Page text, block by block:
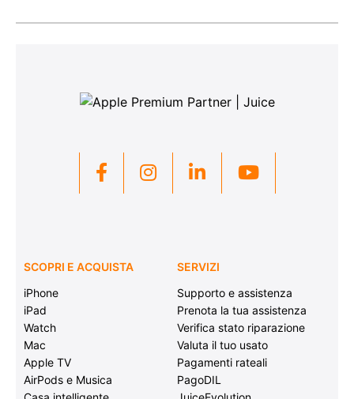
SCOPRI E ACQUISTA
iPhone
iPad
Watch
Mac
Apple TV
AirPods e Musica
SERVIZI
Supporto e assistenza
Prenota la tua assistenza
Verifica stato riparazione
Valuta il tuo usato
Pagamenti rateali
PagoDIL